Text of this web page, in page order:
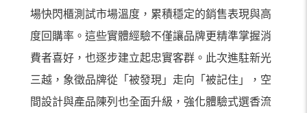
場快閃櫃測試市場溫度，累積穩定的銷售表現與高
度回購率。這些實體經驗不僅讓品牌更精準掌握消
費者喜好，也逐步建立起忠實客群。此次進駐新光
三越，象徵品牌從「被發現」走向「被記住」，空
間設計與產品陳列也全面升級，強化體驗式選香流